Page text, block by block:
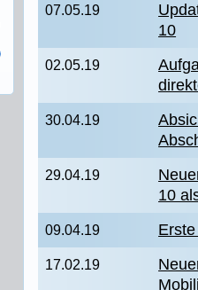
07.05.19
10
02.05.19
30.04.19
29.04.19
10
09.04.19
17.02.19